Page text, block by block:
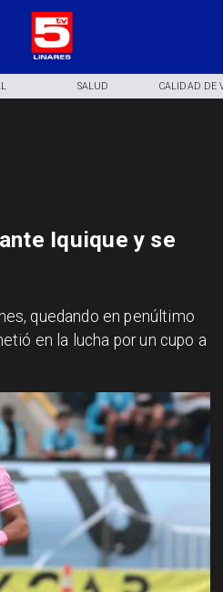
SALUD CALIDAD DE
Iquique y se
quedando en penúltimo
en la lucha por un cupo a